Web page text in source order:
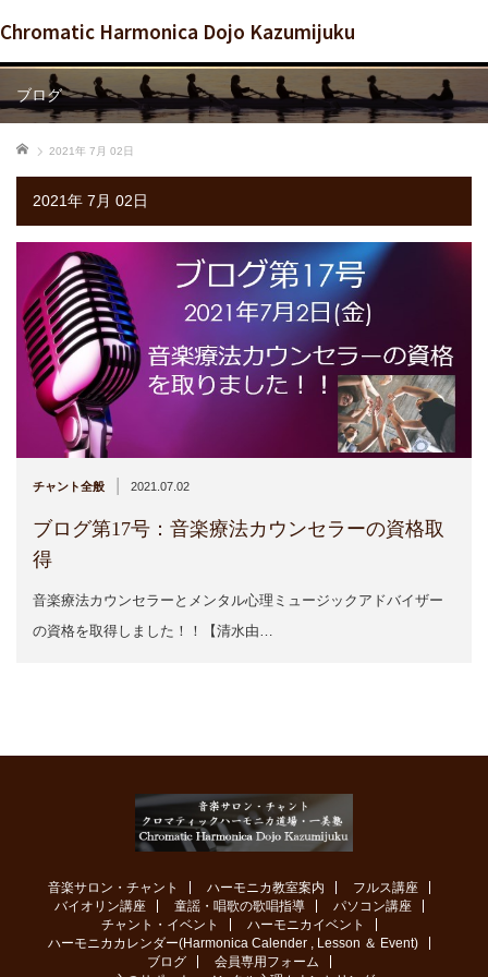
Chromatic Harmonica Dojo Kazumijuku
ブログ
ホーム 2021年 7月 02日
2021年 7月 02日
チャント全般 2021.07.02
ブログ第17号：音楽療法カウンセラーの資格取
得
音楽療法カウンセラーとメンタル心理ミュージックアドバイザー
の資格を取得しました！！【清水由…
音楽サロン・チャント ハーモニカ教室案内
フルス講座
バイオリン講座
童謡・唱歌の歌唱指導
パソコン講座
チャント・イベント
ハーモニカイベント
ハーモニカカレンダー(Harmonica Calender , Lesson ＆ Event)
ブログ
会員専用フォーム